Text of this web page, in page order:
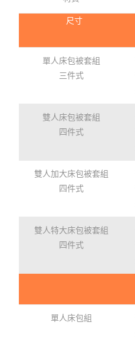
尺寸
單人床包被套組
三件式
雙人床包被套組
四件式
雙人加大床包被套組
四件式
雙人特大床包被套組
四件式
單人床包組